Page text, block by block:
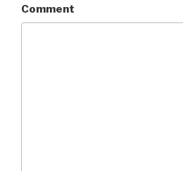
Comment